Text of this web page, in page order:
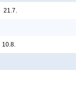
21.7.
10.8.